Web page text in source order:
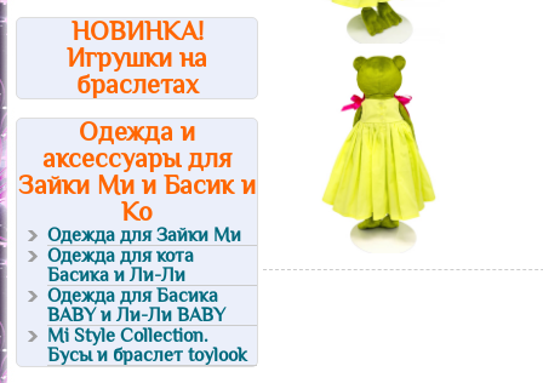
НОВИНКА!
Игрушки на
браслетах
Одежда и
аксессуары для
Зайки Ми и Басик и
Ко
Одежда для Зайки Ми
Одежда для кота
Басика и Ли-Ли
Одежда для Басика
BABY и Ли-Ли BABY
Mi Style Collection.
Бусы и браслет toylook